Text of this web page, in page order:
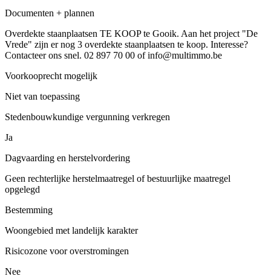
Documenten + plannen
Overdekte staanplaatsen TE KOOP te Gooik. Aan het project "De
Vrede" zijn er nog 3 overdekte staanplaatsen te koop. Interesse?
Contacteer ons snel. 02 897 70 00 of info@multimmo.be
Voorkooprecht mogelijk
Niet van toepassing
Stedenbouwkundige vergunning verkregen
Ja
Dagvaarding en herstelvordering
Geen rechterlijke herstelmaatregel of bestuurlijke maatregel
opgelegd
Bestemming
Woongebied met landelijk karakter
Risicozone voor overstromingen
Nee